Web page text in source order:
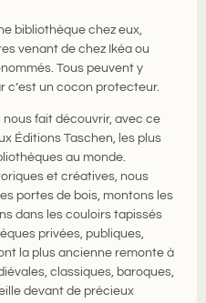
bibliothèque chez eux,
venant de chez Ikéa ou
Tous peuvent y
c’est un cocon protecteur.
fait découvrir, avec ce
Éditions Taschen, les plus
au monde.
et créatives, nous
portes de bois, montons les
dans les couloirs tapissés
privées, publiques,
la plus ancienne remonte à
classiques, baroques,
devant de précieux